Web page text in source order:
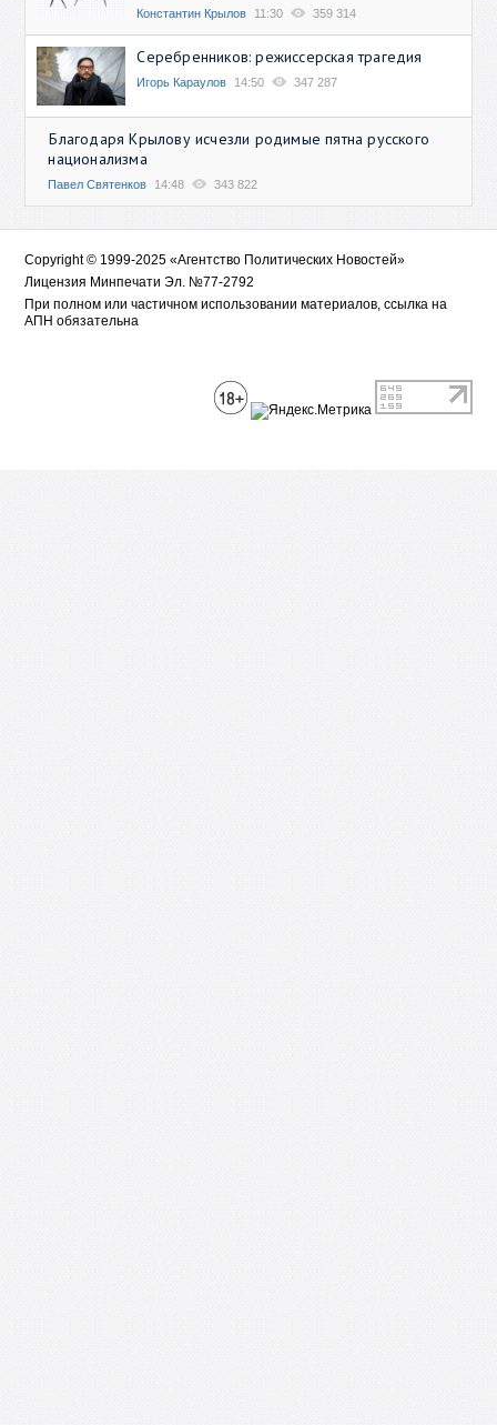
Константин Крылов 11:30 359 314
Серебренников: режиссерская трагедия
Игорь Караулов 14:50 347 287
Благодаря Крылову исчезли родимые пятна русского
национализма
Павел Святенков 14:48 343 822
Copyright © 1999-2025 «Агентство Политических Новостей»
Лицензия Минпечати Эл. №77-2792
При полном или частичном использовании материалов, ссылка на
АПН обязательна